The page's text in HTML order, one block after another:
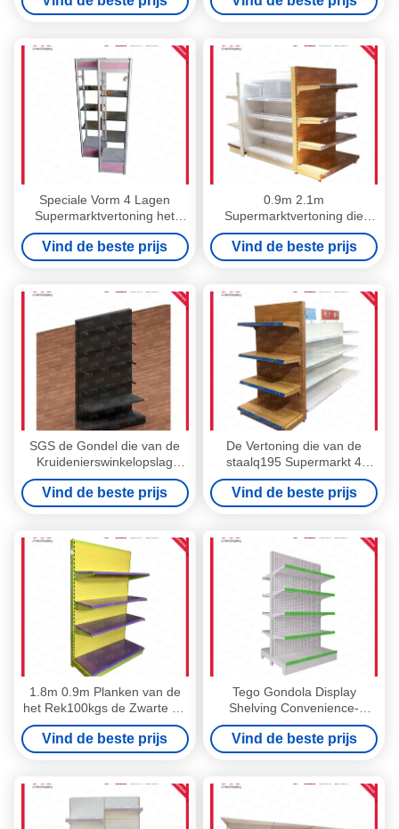
Speciale Vorm 4 Lagen
Supermarktvertoning het
Opschorten voor Toonzaal
Vind de beste prijs
0.9m 2.1m
Supermarktvertoning die
100kgs-de Vertoningsrekken
opschorten van de
Kruidenierswinkelopslag
Vind de beste prijs
SGS de Gondel die van de
Kruidenierswinkelopslag
2100mm het Rek van de
Toebehorenvertoning
opschorten
Vind de beste prijs
De Vertoning die van de
staalq195 Supermarkt 4
Lagen opschorten 1200mm
Rek
Vind de beste prijs
1.8m 0.9m Planken van de
het Rek100kgs de Zwarte en
Gele Opslag van de
Detailhandelvertoning
Vind de beste prijs
Tego Gondola Display
Shelving Convenience-
Opslagplank Metaal
Vind de beste prijs